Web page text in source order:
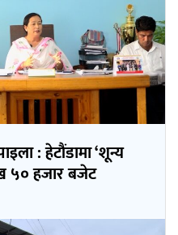
: हेटौंडामा ‘शून्य
५० हजार बजेट